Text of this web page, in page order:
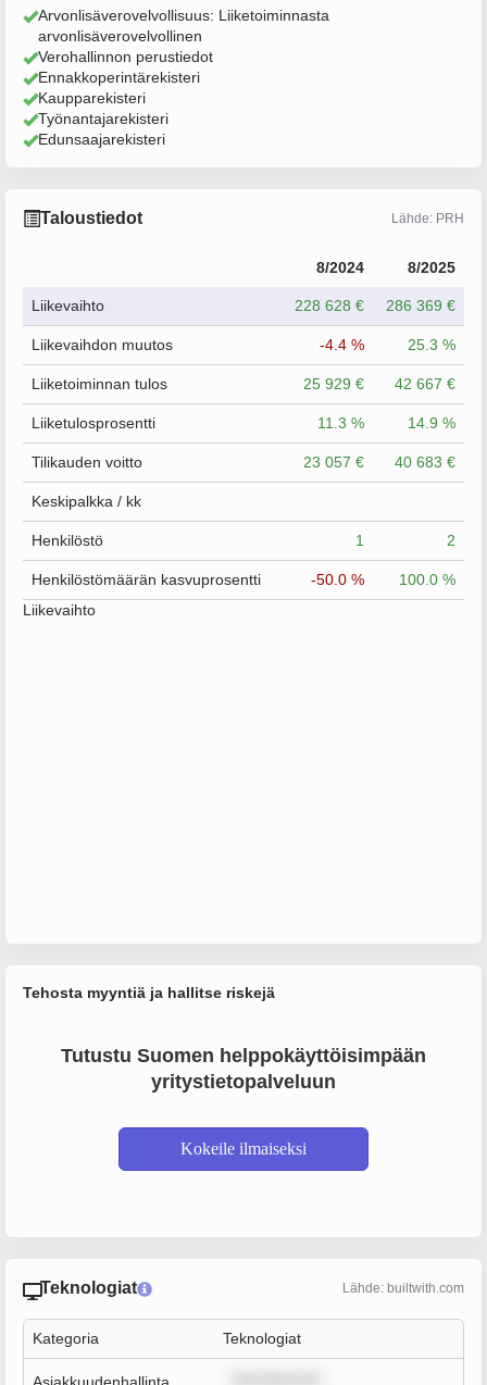
Arvonlisäverovelvollisuus: Liiketoiminnasta
arvonlisäverovelvollinen
Verohallinnon perustiedot
Ennakkoperintärekisteri
Kaupparekisteri
Työnantajarekisteri
Edunsaajarekisteri
Taloustiedot Lähde: PRH
8/2024 8/2025
Liikevaihto 228 628 € 286 369 €
Liikevaihdon muutos -4.4 % 25.3 %
Liiketoiminnan tulos 25 929 € 42 667 €
Liiketulosprosentti 11.3 % 14.9 %
Tilikauden voitto 23 057 € 40 683 €
Keskipalkka / kk
Henkilöstö 1 2
Henkilöstömäärän kasvuprosentti -50.0 %
100.0 %
Liikevaihto
Tehosta myyntiä ja hallitse riskejä
Tutustu Suomen helppokäyttöisimpään
yritystietopalveluun
Kokeile ilmaiseksi
Teknologiat Lähde: builtwith.com
Kategoria Teknologiat